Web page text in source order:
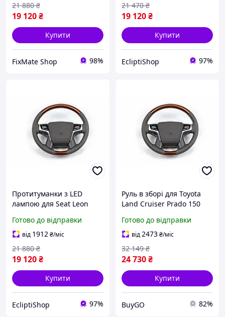
19 120₴
21 880 ₴
Купити
FixMate Shop 98%
19 120₴
21 470 ₴
Купити
EcliptiShop 97%
Протитуманки з LED
лампою для Seat Leon
світло, пластиковий
корпус)
Готово до відправки
від 1912₴/міс
19 120₴
21 880 ₴
Купити
EcliptiShop 97%
Руль в зборі для Toyota
Land Cruiser Prado 150
аксесуар для авто 2009
2023 рр.
Готово до відправки
від2473₴/міс
24 730₴
32 149 ₴
Купити
BuyGO 82%